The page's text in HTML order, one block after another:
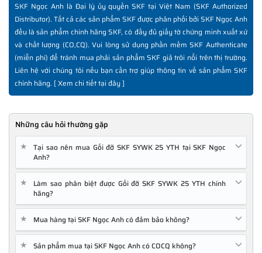
SKF Ngọc Anh là Đại lý ủy quyền SKF tại Việt Nam (SKF Authorized
Distributor). Tất cả các sản phẩm SKF được phân phối bởi SKF Ngọc Anh
đều là sản phẩm chính hãng SKF, có đầy đủ giấy tờ chứng minh xuất xứ
và chất lượng (CO,CQ). Vui lòng sử dụng phần mềm SKF Authenticate
(miễn phí) để tránh mua phải sản phẩm SKF giả trôi nổi trên thị trường.
Liên hệ với chúng tôi nếu bạn cần trợ giúp thông tin về sản phẩm SKF
chính hãng. [Xem chi tiết tại đây]
Những câu hỏi thường gặp
★
Tại sao nên mua Gối đỡ SKF SYWK 25 YTH tại SKF Ngọc
Anh?
★
Làm sao phân biệt được Gối đỡ SKF SYWK 25 YTH chính
hãng?
★ Mua hàng tại SKF Ngọc Anh có đảm bảo không?
★ Sản phẩm mua tại SKF Ngọc Anh có COCQ không?